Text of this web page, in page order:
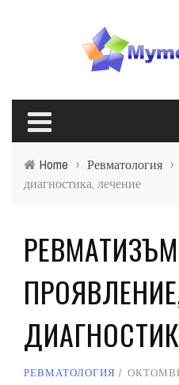
Home › Ревматология ›
диагностика, лечение
РЕВМАТОЛОГИЯ